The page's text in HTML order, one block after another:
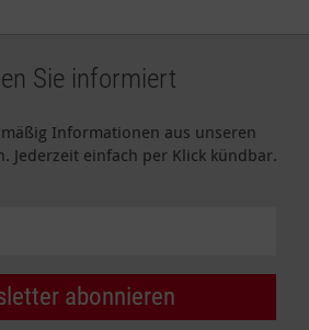
Sie informiert
Informationen aus unseren
Jederzeit einfach per Klick kündbar.
abonnieren